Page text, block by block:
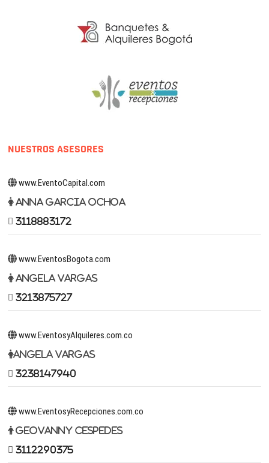
NUESTROS ASESORES
www.EventoCapital.com
Anna Garcia Ochoa
3118883172
www.EventosBogota.com
Angela Vargas
3213875727
www.EventosyAlquileres.com.co
Angela Vargas
3238147940
www.EventosyRecepciones.com.co
Geovanny Cespedes
3112290375